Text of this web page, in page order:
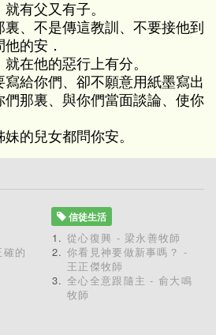
有父又有子。
、不是傳這教訓、不要接他到
的安．
在他的惡行上有分。
寫給你們、卻不願意用紙墨寫出
們那裏、與你們當面談論、使你
的兒女都問你安。
的
信徒生活
從心復興 - 梁永善牧師
你看見神要做新事嗎？ -
王正傑牧師
全心全意跟隨主 - 俞大鳴
牧師